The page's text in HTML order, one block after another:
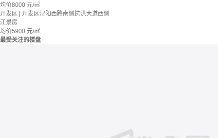
均价8000 元/㎡
开发区 | 开发区浔阳西路南侧抗洪大道西侧
江景房
均价5900 元/㎡
最受关注的楼盘